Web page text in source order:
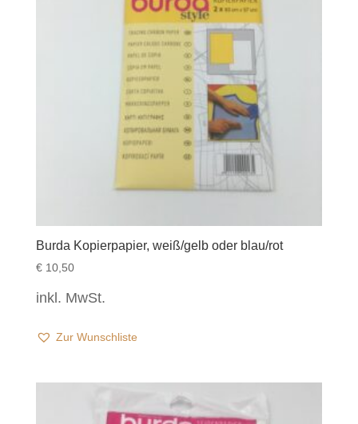
Burda Kopierpapier, weiß/gelb oder blau/rot
€10,50
inkl. MwSt.
Zur Wunschliste